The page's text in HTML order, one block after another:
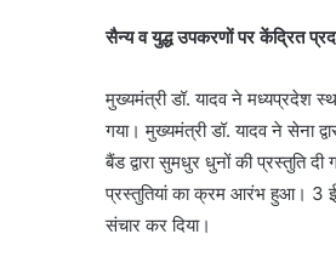
सैन्य व युद्ध उपकरणों पर केंद्रित
मुख्यमंत्री डॉ. यादव ने मध्यप्रदेश
गया। मुख्यमंत्री डॉ. यादव ने सेना
बैंड द्वारा सुमधुर धुनों की
प्रस्तुतियां का क्रम आरंभ हुआ। 3
संचार कर दिया।